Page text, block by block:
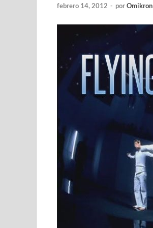
febrero 14, 2012 - porOmikron